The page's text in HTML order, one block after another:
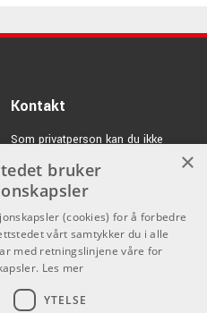
Kontakt
Som privatperson kan du ikke
kjøpe på denne nettsiden, alt salg
skjer gjennom våre forhandlere.
info@emnordic.no
×
bruker
(cookies) for å forbedre
vårt samtykker du i alle
med retningslinjene våre for
Les mer
YTELSE